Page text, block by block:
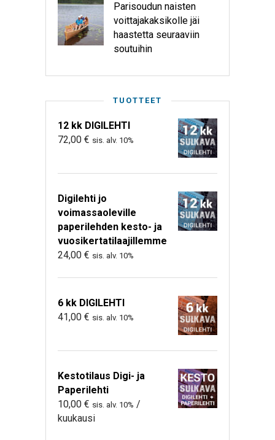
Parisoudun naisten
voittajakaksikolle jäi
haastetta seuraaviin
soutuihin
TUOTTEET
12 kk DIGILEHTI
72,00 € sis. alv. 10%
Digilehti jo
voimassaoleville
paperilehden kesto- ja
vuosikertatilaajillemme
24,00 € sis. alv. 10%
6 kk DIGILEHTI
41,00 € sis. alv. 10%
Kestotilaus Digi- ja
Paperilehti
10,00 € sis. alv. 10% /
kuukausi